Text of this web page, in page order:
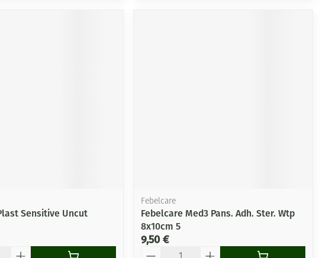
Sensitive Uncut
Febelcare
Febelcare Med3 Pans. Adh. Ster. Wtp
8x10cm 5
9,50 €